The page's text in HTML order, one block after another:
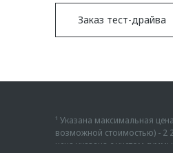
Заказ тест-драйва
¹ Указана максимальная
возможной стоимостью) - 2
цена указана с учетом